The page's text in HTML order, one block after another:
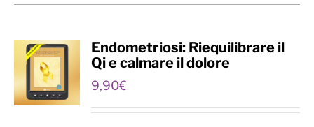
Endometriosi: Riequilibrare il
Qi e calmare il dolore
9,90€